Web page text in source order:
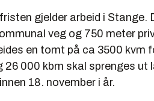
gjelder arbeid i Stange.
veg og 750 meter
en tomt på ca 3500 kvm
26 000 kbm skal sprenges ut
18. november i år.